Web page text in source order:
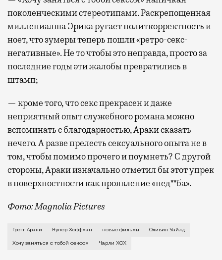
поколенческими стереотипами. Раскрепощенная
миллениалша Эрика ругает политкорректность и
ноет, что зумеры теперь пошли «ретро-секс-
негативные». Не то чтобы это неправда, просто за
последние годы эти жалобы превратились в
штамп;
— кроме того, что секс прекрасен и даже
неприятный опыт служебного романа можно
вспоминать с благодарностью, Араки сказать
нечего. А разве прелесть сексуального опыта не в
том, чтобы помимо прочего и поумнеть? С другой
стороны, Араки изначально отметил бы этот упрек
в поверхностности как проявление «нед**ба».
Фото: Magnolia Pictures
В первой же сцене своего нового фильма Грегг
Грегг Араки Купер Хоффман новые фильмы Оливия Уайлд
Хочу заняться с тобой сексом Чарли XCX